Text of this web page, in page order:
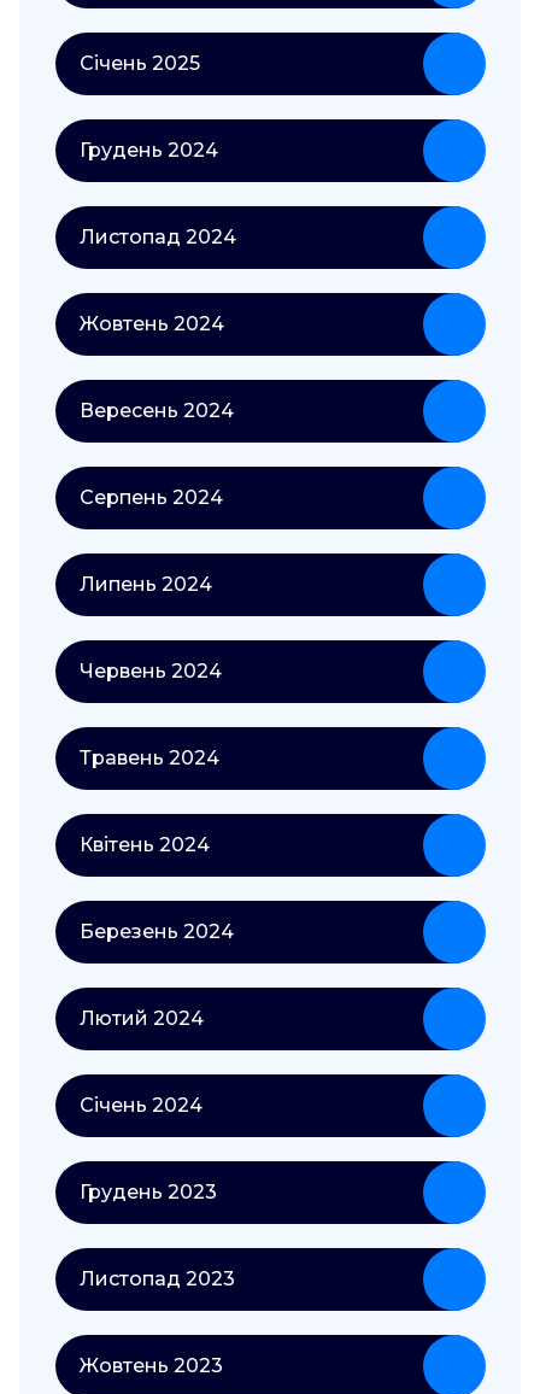
Січень 2025
Грудень 2024
Листопад 2024
Жовтень 2024
Вересень 2024
Серпень 2024
Липень 2024
Червень 2024
Травень 2024
Квітень 2024
Березень 2024
Лютий 2024
Січень 2024
Грудень 2023
Листопад 2023
Жовтень 2023